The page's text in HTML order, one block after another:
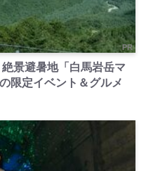
PR
景避暑地「白馬岩岳マ
限定イベント＆グルメ